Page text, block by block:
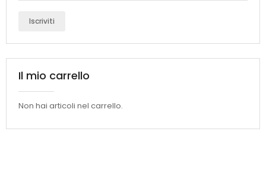
Iscriviti
Il mio carrello
Non hai articoli nel carrello.